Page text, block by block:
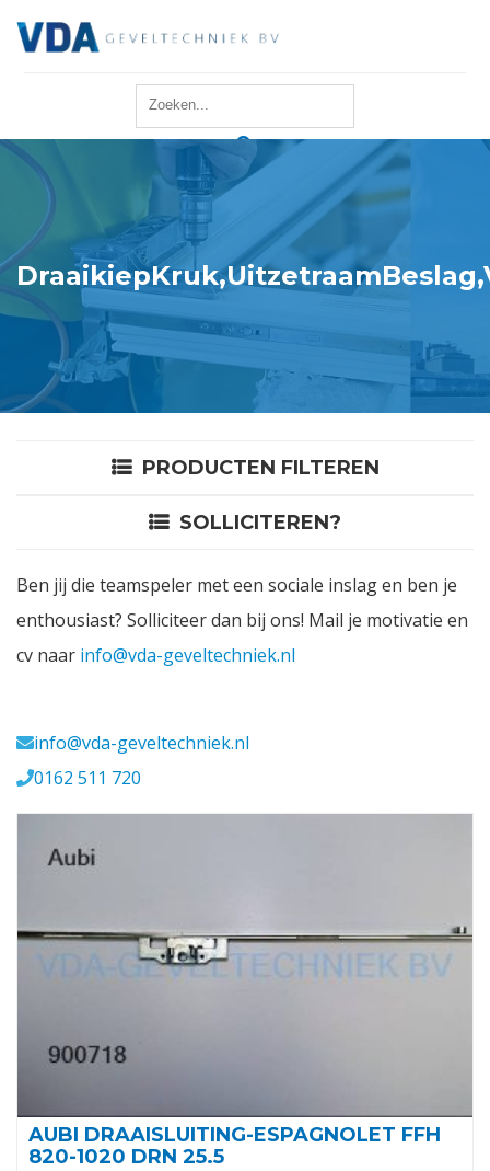
Reparatie
Onderhoud
Merken
Producten
Offerte
Login
Vacatures
PRODUCTEN FILTEREN
SOLLICITEREN?
Ben jij die teamspeler met een sociale inslag en ben je
enthousiast? Solliciteer dan bij ons! Mail je motivatie en
cv naar info@vda-geveltechniek.nl
info@vda-geveltechniek.nl
0162 511 720
AUBI DRAAISLUITING-ESPAGNOLET FFH
820-1020 DRN 25.5